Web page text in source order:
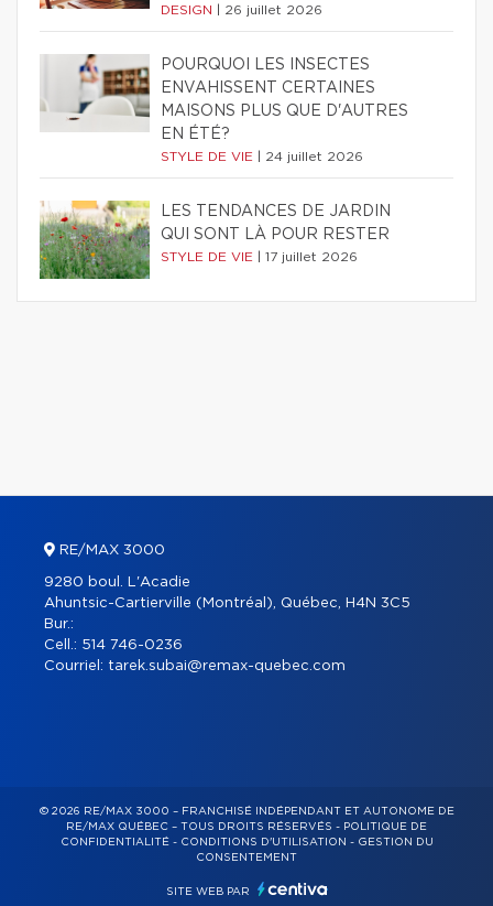
DESIGN 26 juillet 2026
POURQUOI LES INSECTES
ENVAHISSENT CERTAINES
MAISONS PLUS QUE D'AUTRES
EN ÉTÉ?
STYLE DE VIE 24 juillet 2026
LES TENDANCES DE JARDIN
QUI SONT LÀ POUR RESTER
STYLE DE VIE 17 juillet 2026
RE/MAX 3000
9280 boul. L'Acadie
Ahuntsic-Cartierville (Montréal), Québec, H4N 3C5
Bur.:
Cell.: 514 746-0236
Courriel: tarek.subai@remax-quebec.com
© 2026 RE/MAX 3000 – FRANCHISÉ INDÉPENDANT ET AUTONOME DE
RE/MAX QUÉBEC – TOUS DROITS RÉSERVÉS - POLITIQUE DE
CONFIDENTIALITÉ- CONDITIONS D'UTILISATION - GESTION DU
CONSENTEMENT
SITE WEB PAR